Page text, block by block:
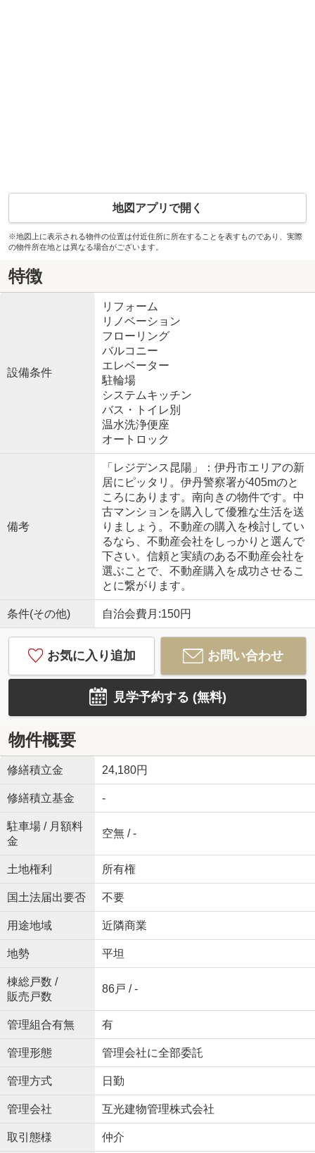
地図アプリで開く
※地図上に表示される物件の位置は付近住所に所在することを表すものであり、実際
の物件所在地とは異なる場合がございます。
特徴
設備条件
リフォーム
リノベーション
フローリング
バルコニー
エレベーター
駐輪場
システムキッチン
バス・トイレ別
温水洗浄便座
オートロック
備考
「レジデンス昆陽」：伊丹市エリアの新
居にピッタリ。伊丹警察署が405mのと
ころにあります。南向きの物件です。中
古マンションを購入して優雅な生活を送
りましょう。不動産の購入を検討してい
るなら、不動産会社をしっかりと選んで
下さい。信頼と実績のある不動産会社を
選ぶことで、不動産購入を成功させるこ
とに繋がります。
条件(その他) 自治会費月:150円
お気に入り追加 お問い合わせ
見学予約する (無料)
物件概要
修繕積立金 24,180円
修繕積立基金 -
駐車場 / 月額料
金
空無 / -
土地権利 所有権
国土法届出要否 不要
用途地域 近隣商業
地勢 平坦
棟総戸数 /
販売戸数
86戸 / -
管理組合有無 有
管理形態 管理会社に全部委託
管理方式 日勤
管理会社 互光建物管理株式会社
取引態様 仲介